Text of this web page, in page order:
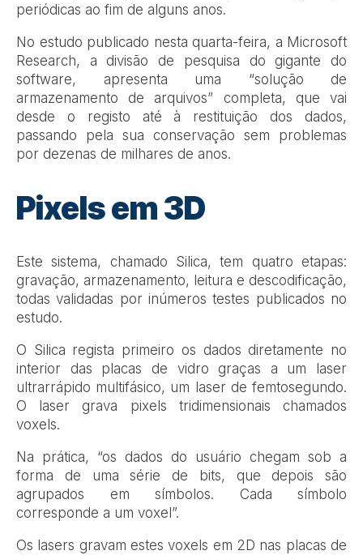
periódicas ao fim de alguns anos.
No estudo publicado nesta quarta-feira, a Microsoft
Research, a divisão de pesquisa do gigante do
software, apresenta uma “solução de
armazenamento de arquivos” completa, que vai
desde o registo até à restituição dos dados,
passando pela sua conservação sem problemas
por dezenas de milhares de anos.
Pixels em 3D
Este sistema, chamado Silica, tem quatro etapas:
gravação, armazenamento, leitura e descodificação,
todas validadas por inúmeros testes publicados no
estudo.
O Silica regista primeiro os dados diretamente no
interior das placas de vidro graças a um laser
ultrarrápido multifásico, um laser de femtosegundo.
O laser grava pixels tridimensionais chamados
voxels.
Na prática, “os dados do usuário chegam sob a
forma de uma série de bits, que depois são
agrupados em símbolos. Cada símbolo
corresponde a um voxel”.
Os lasers gravam estes voxels em 2D nas placas de